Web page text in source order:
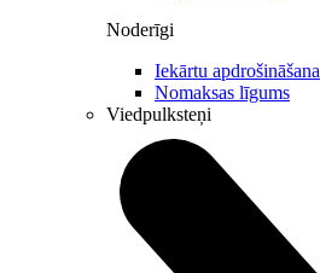
Noderīgi
Iekārtu apdrošināšana
Nomaksas līgums
Viedpulksteņi